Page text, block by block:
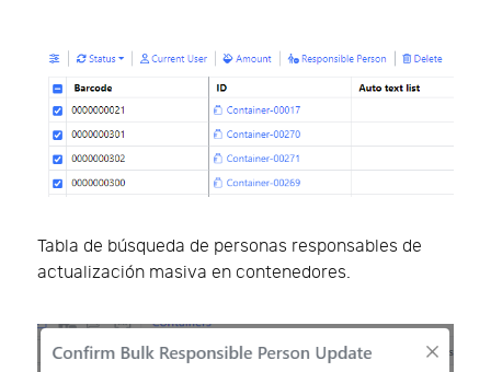
Tabla de búsqueda de personas responsables de
actualización masiva en contenedores.